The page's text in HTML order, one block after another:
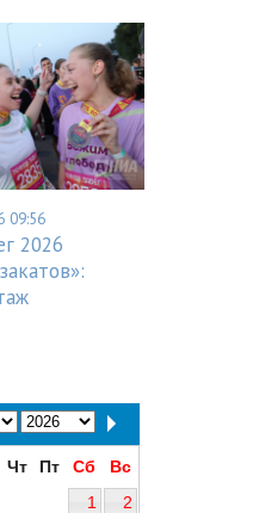
09:56
2026
Чт Пт Сб
Вс
1
2